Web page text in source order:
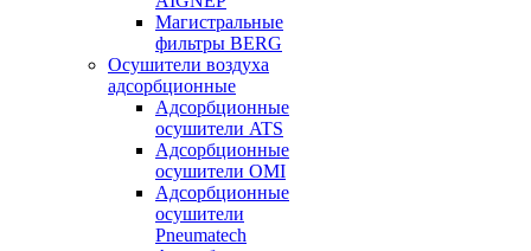
Магистральные
фильтры BERG
Осушители воздуха
адсорбционные
Адсорбционные
осушители ATS
Адсорбционные
осушители OMI
Адсорбционные
осушители
Pneumatech